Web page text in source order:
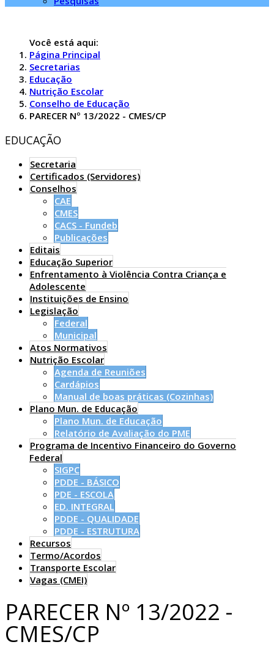
Você está aqui:
Página Principal
Secretarias
Educação
Nutrição Escolar
Conselho de Educação
PARECER Nº 13/2022 - CMES/CP
EDUCAÇÃO
Secretaria
Certificados (Servidores)
Conselhos
CAE
CMES
CACS - Fundeb
Publicações
Editais
Educação Superior
Enfrentamento à Violência Contra Criança e
Adolescente
Instituições de Ensino
Legislação
Federal
Municipal
Atos Normativos
Nutrição Escolar
Agenda de Reuniões
Cardápios
Manual de boas práticas (Cozinhas)
Plano Mun. de Educação
Plano Mun. de Educação
Relatório de Avaliação do PME
Programa de Incentivo Financeiro do Governo
Federal
SIGPC
PDDE - BÁSICO
PDE - ESCOLA
ED. INTEGRAL
PDDE - QUALIDADE
PDDE - ESTRUTURA
Recursos
Termo/Acordos
Transporte Escolar
Vagas (CMEI)
PARECER Nº 13/2022 -
CMES/CP